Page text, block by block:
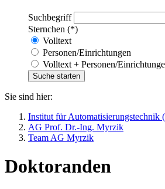
Suchbegriff
Sternchen (*)
Volltext
Personen/Einrichtungen
Volltext + Personen/
Sie sind hier:
Institut für Automatisierungstechnik
AG Prof. Dr.-Ing. Myrzik
Team AG Myrzik
Doktoranden